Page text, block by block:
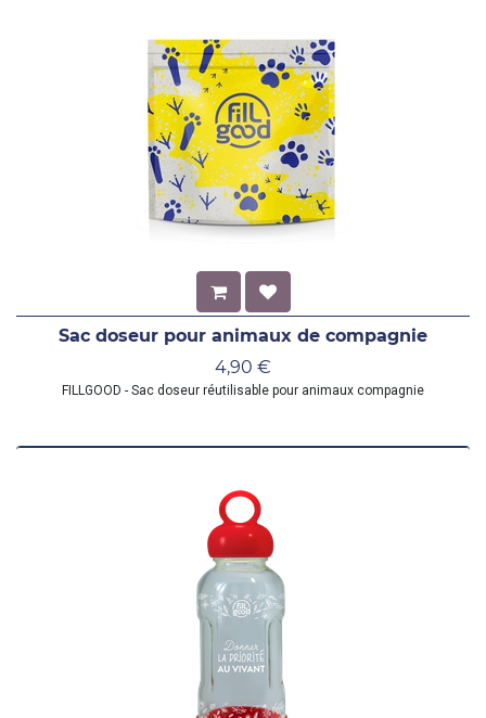
Sac doseur pour animaux de compagnie
4,90 €
FILLGOOD - Sac doseur réutilisable pour animaux compagnie